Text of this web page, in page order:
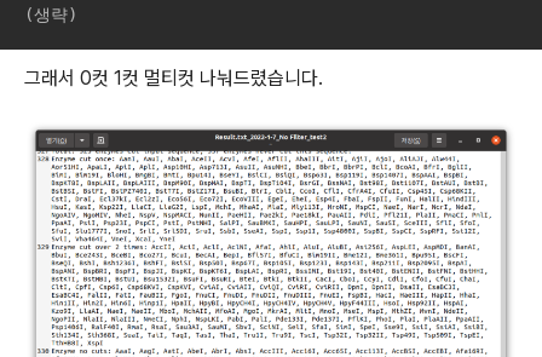
(생략)
그래서 0컷 1컷 멀티컷 나눠드렸습니다.